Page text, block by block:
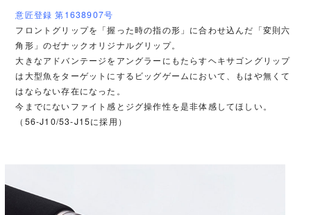
意匠登録 第1638907号
フロントグリップを「握った時の指の形」に合わせ込んだ「変則六
角形」のゼナックオリジナルグリップ。
大きなアドバンテージをアングラーにもたらすヘキサゴングリップ
は大型魚をターゲットにするビッグゲームにおいて、もはや無くて
はならない存在になった。
今までにないファイト感とジグ操作性を是非体感してほしい。
（56-J10/53-J15に採用）